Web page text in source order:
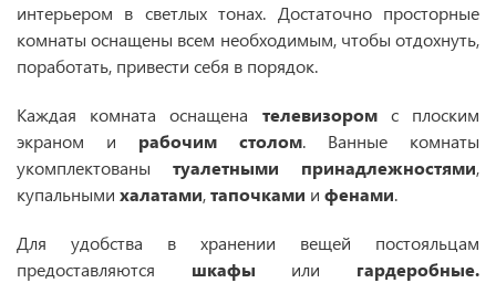
интерьером в светлых тонах. Достаточно просторные
комнаты оснащены всем необходимым, чтобы отдохнуть,
поработать, привести себя в порядок.
Каждая комната оснащена телевизоромс плоским
экраном и рабочим столом. Ванные комнаты
укомплектованы туалетными принадлежностями,
купальными халатами,тапочками и фенами.
Для удобства в хранении вещей постояльцам
предоставляются шкафы или гардеробные.